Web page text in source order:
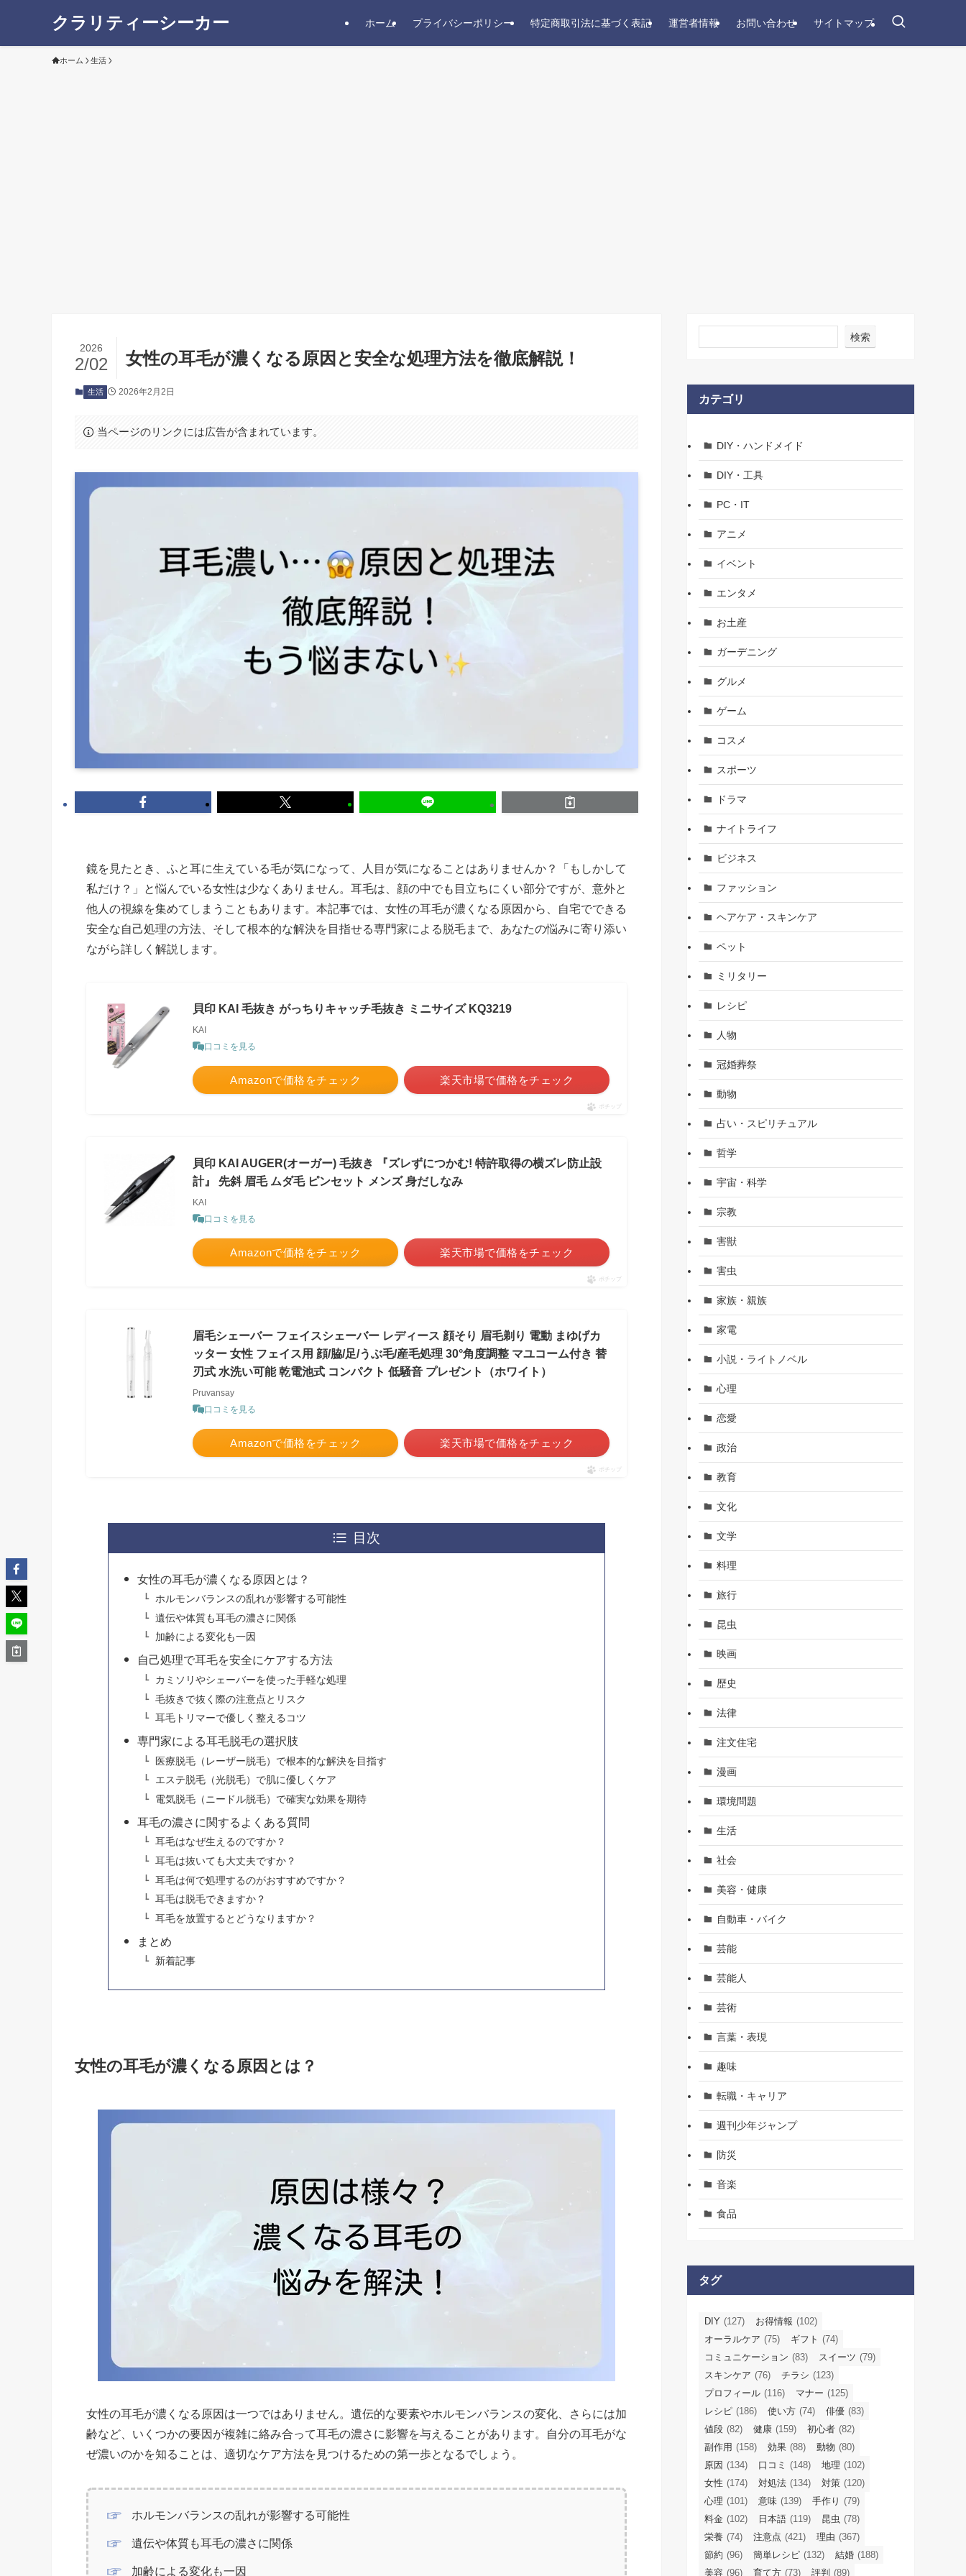
クラリティーシーカー ホーム プライバシーポリシー 特定商取引法に基づく表記 運営者情報 お問い合わせ サイトマップ
ホーム 生活
女性の耳毛が濃くなる原因と安全な処理方法を徹底解説！
2026
2/02
生活 2026年2月2日
当ページのリンクには広告が含まれています。
鏡を見たとき、ふと耳に生えている毛が気になって、人目が気になることはありませんか？「もしかして
私だけ？」と悩んでいる女性は少なくありません。耳毛は、顔の中でも目立ちにくい部分ですが、意外と
他人の視線を集めてしまうこともあります。本記事では、女性の耳毛が濃くなる原因から、自宅でできる
安全な自己処理の方法、そして根本的な解決を目指せる専門家による脱毛まで、あなたの悩みに寄り添い
ながら詳しく解説します。
貝印 KAI 毛抜き がっちりキャッチ毛抜き ミニサイズ KQ3219
KAI
口コミを見る
Amazonで価格をチェック 楽天市場で価格をチェック
ポチップ
貝印 KAI AUGER(オーガー) 毛抜き 『ズレずにつかむ! 特許取得の横ズレ防止設
計』 先斜 眉毛 ムダ毛 ピンセット メンズ 身だしなみ
KAI
口コミを見る
Amazonで価格をチェック 楽天市場で価格をチェック
ポチップ
眉毛シェーバー フェイスシェーバー レディース 顔そり 眉毛剃り 電動 まゆげカ
ッター 女性 フェイス用 顔/脇/足/うぶ毛/産毛処理 30°角度調整 マユコーム付き 替
刃式 水洗い可能 乾電池式 コンパクト 低騒音 プレゼント（ホワイト）
Pruvansay
口コミを見る
Amazonで価格をチェック 楽天市場で価格をチェック
ポチップ
目次
女性の耳毛が濃くなる原因とは？
ホルモンバランスの乱れが影響する可能性
遺伝や体質も耳毛の濃さに関係
加齢による変化も一因
自己処理で耳毛を安全にケアする方法
カミソリやシェーバーを使った手軽な処理
毛抜きで抜く際の注意点とリスク
耳毛トリマーで優しく整えるコツ
専門家による耳毛脱毛の選択肢
医療脱毛（レーザー脱毛）で根本的な解決を目指す
エステ脱毛（光脱毛）で肌に優しくケア
電気脱毛（ニードル脱毛）で確実な効果を期待
耳毛の濃さに関するよくある質問
耳毛はなぜ生えるのですか？
耳毛は抜いても大丈夫ですか？
耳毛は何で処理するのがおすすめですか？
耳毛は脱毛できますか？
耳毛を放置するとどうなりますか？
まとめ
新着記事
女性の耳毛が濃くなる原因とは？
女性の耳毛が濃くなる原因は一つではありません。遺伝的な要素やホルモンバランスの変化、さらには加
齢など、いくつかの要因が複雑に絡み合って耳毛の濃さに影響を与えることがあります。自分の耳毛がな
ぜ濃いのかを知ることは、適切なケア方法を見つけるための第一歩となるでしょう。
ホルモンバランスの乱れが影響する可能性
遺伝や体質も耳毛の濃さに関係
加齢による変化も一因
検索
カテゴリ
DIY・ハンドメイド
DIY・工具
PC・IT
アニメ
イベント
エンタメ
お土産
ガーデニング
グルメ
ゲーム
コスメ
スポーツ
ドラマ
ナイトライフ
ビジネス
ファッション
ヘアケア・スキンケア
ペット
ミリタリー
レシピ
人物
冠婚葬祭
動物
占い・スピリチュアル
哲学
宇宙・科学
宗教
害獣
害虫
家族・親族
家電
小説・ライトノベル
心理
恋愛
政治
教育
文化
文学
料理
旅行
昆虫
映画
歴史
法律
注文住宅
漫画
環境問題
生活
社会
美容・健康
自動車・バイク
芸能
芸能人
芸術
言葉・表現
趣味
転職・キャリア
週刊少年ジャンプ
防災
音楽
食品
タグ
DIY (127) お得情報 (102)
オーラルケア (75) ギフト (74)
コミュニケーション (83) スイーツ (79)
スキンケア (76) チラシ (123)
プロフィール (116) マナー (125)
レシピ (186) 使い方 (74) 俳優 (83)
値段 (82) 健康 (159) 初心者 (82)
副作用 (158) 効果 (88) 動物 (80)
原因 (134) 口コミ (148) 地理 (102)
女性 (174) 対処法 (134) 対策 (120)
心理 (101) 意味 (139) 手作り (79)
料金 (102) 日本語 (119) 昆虫 (78)
栄養 (74) 注意点 (421) 理由 (367)
節約 (96) 簡単レシピ (132) 結婚 (188)
美容 (96) 育て方 (73) 評判 (89)